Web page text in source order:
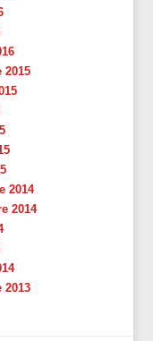
2015
2014
2014
2013